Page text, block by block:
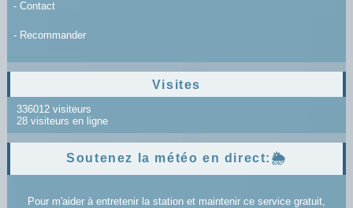
- Contact
- Recommander
Visites
336012 visiteurs
28 visiteurs en ligne
Soutenez la météo en direct:🌦️
Pour m'aider à entretenir la station et maintenir ce service gratuit,